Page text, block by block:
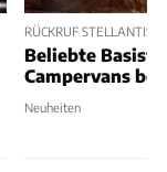
RÜCKRUF STELLANTIS-
Beliebte
Campervans
Neuheiten